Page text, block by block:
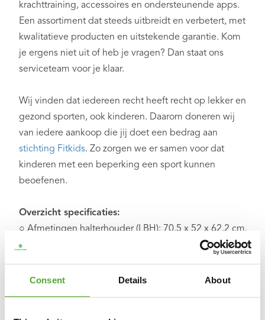
Consent Details About
krachttraining, accessoires en ondersteunende apps.
Een assortiment dat steeds uitbreidt en verbetert, met
kwalitatieve producten en uitstekende garantie. Kom
je ergens niet uit of heb je vragen? Dan staat ons
serviceteam voor je klaar.
Wij vinden dat iedereen recht heeft recht op lekker en
gezond sporten, ook kinderen. Daarom doneren wij
van iedere aankoop die jij doet een bedrag aan
stichting Fitkids. Zo zorgen we er samen voor dat
kinderen met een beperking een sport kunnen
beoefenen.
Overzicht specificaties:
○ Afmetingen halterhouder (LBH): 70,5 x 52 x 62,2 cm.
○ Totale gewicht: 12 kg.
○ Met 2 opbergplateaus